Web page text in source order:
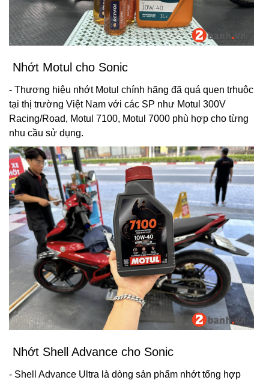
Nhớt Motul cho Sonic
- Thương hiệu nhớt Motul chính hãng đã quá quen trhuộc
tại thị trường Việt Nam với các SP như Motul 300V
Racing/Road, Motul 7100, Motul 7000 phù hợp cho từng
nhu cầu sử dụng.
Nhớt Shell Advance cho Sonic
- Shell Advance Ultra là dòng sản phẩm nhớt tổng hợp